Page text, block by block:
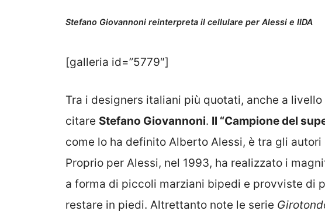
Stefano Giovannoni reinterpreta il cellulare per Alessi e IIDA
[galleria id=”5779″]
Tra i designers italiani più quotati, anche a
citare Stefano Giovannoni. Il “Campione del
come lo ha definito Alberto Alessi, è tra gli autori
Proprio per Alessi, nel 1993, ha realizzato i
a forma di piccoli marziani bipedi e provviste di
restare in piedi. Altrettanto note le serie